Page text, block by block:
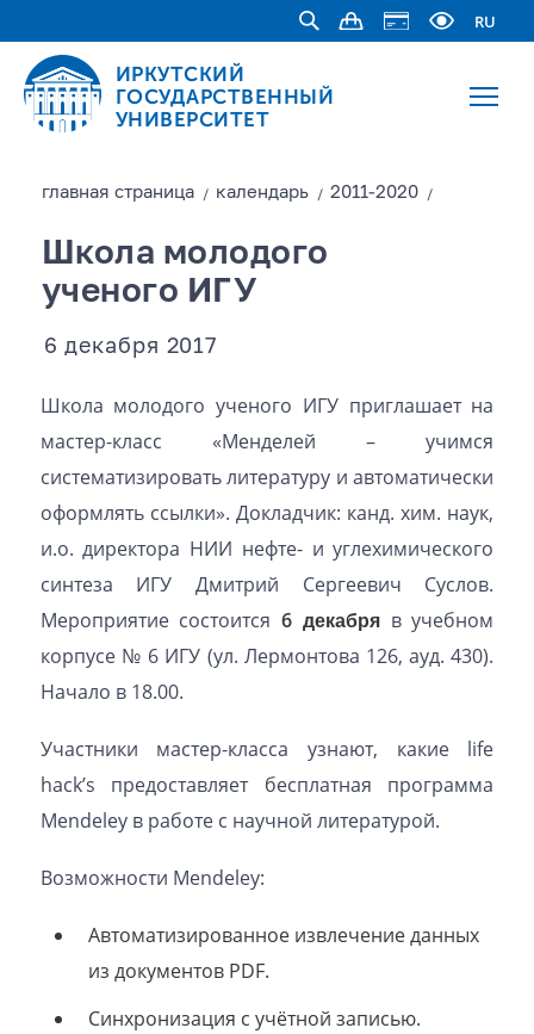
RU
ИРКУТСКИЙ
ГОСУДАРСТВЕННЫЙ
УНИВЕРСИТЕТ
главная страницa / календарь / 2011-2020 /
Школа молодого
ученого ИГУ
6 декабря 2017
Школа молодого ученого ИГУ приглашает на
мастер-класс «Менделей – учимся
систематизировать литературу и автоматически
оформлять ссылки». Докладчик: канд. хим. наук,
и.о. директора НИИ нефте- и углехимического
синтеза ИГУ Дмитрий Сергеевич Суслов.
Мероприятие состоится6 декабряв учебном
корпусе № 6 ИГУ (ул. Лермонтова 126, ауд. 430).
Начало в 18.00.
Участники мастер-класса узнают, какие life
hack’s предоставляет бесплатная программа
Mendeley в работе с научной литературой.
Возможности Mendeley:
Автоматизированное извлечение данных
из документов PDF.
Синхронизация с учётной записью.